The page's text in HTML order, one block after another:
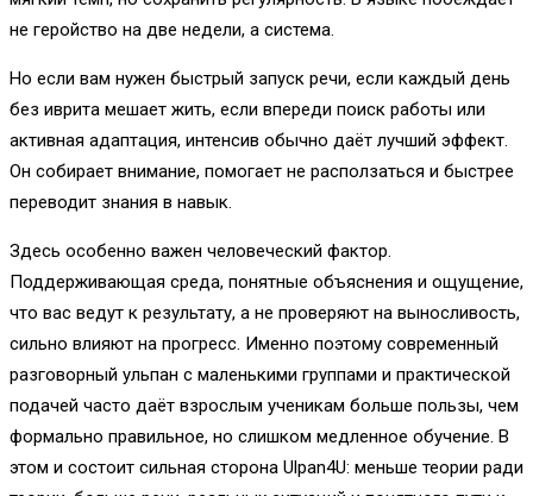
не геройство на две недели, а система.
Но если вам нужен быстрый запуск речи, если каждый день
без иврита мешает жить, если впереди поиск работы или
активная адаптация, интенсив обычно даёт лучший эффект.
Он собирает внимание, помогает не расползаться и быстрее
переводит знания в навык.
Здесь особенно важен человеческий фактор.
Поддерживающая среда, понятные объяснения и ощущение,
что вас ведут к результату, а не проверяют на выносливость,
сильно влияют на прогресс. Именно поэтому современный
разговорный ульпан с маленькими группами и практической
подачей часто даёт взрослым ученикам больше пользы, чем
формально правильное, но слишком медленное обучение. В
этом и состоит сильная сторона Ulpan4U: меньше теории ради